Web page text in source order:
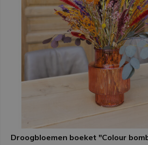
Droogbloemen boeket "Colour